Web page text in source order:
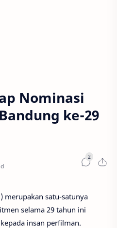
Nominasi
ke-29
merupakan satu-satunya
selama 29 tahun ini
insan perfilman.